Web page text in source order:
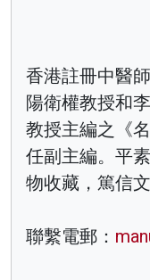
香港註冊中醫
陽衛權教授和
教授主編之《
任副主編。平
物收藏，篤信
聯繫電郵：